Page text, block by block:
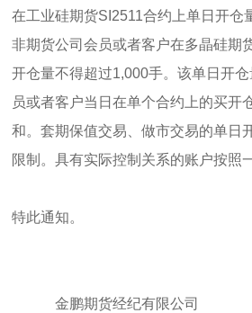
在工业硅期货SI2511合约上单日开仓
非期货公司会员或者客户在多晶硅期
开仓量不得超过1,000手。该单日开
员或者客户当日在单个合约上的买开
和。套期保值交易、做市交易的单日
限制。具有实际控制关系的账户按照
特此通知。
金鹏期货经纪有限公司